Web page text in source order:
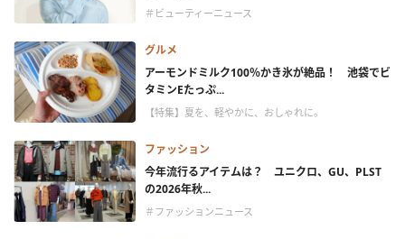
＃ビューティーニュース
グルメ
アーモンドミルク100％かき氷が絶品！ 池袋でビ
タミンEたっぷ...
【特集】夏を、軽やかに、おしゃれに。
ファッション
今年流行るアイテムは？ ユニクロ、GU、PLST
の2026年秋...
＃ファッションニュース